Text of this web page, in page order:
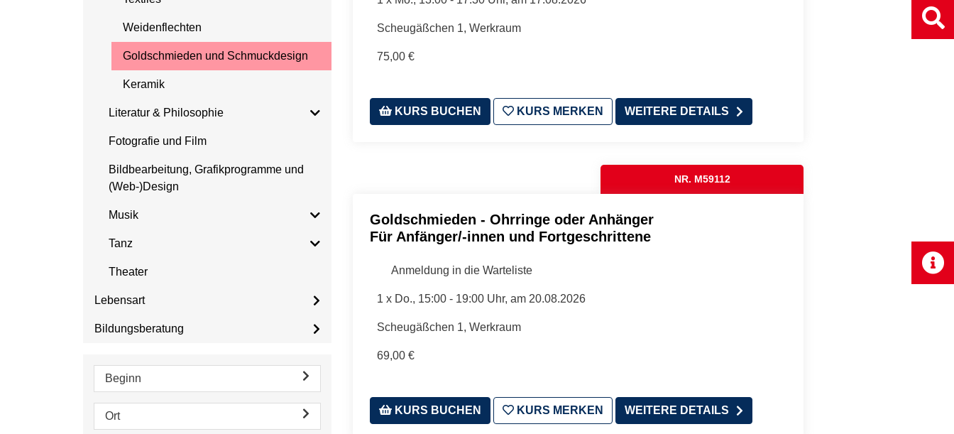
Weidenflechten
Goldschmieden und Schmuckdesign
Keramik
Literatur & Philosophie
Fotografie und Film
Bildbearbeitung, Grafikprogramme und
(Web-)Design
Musik
Tanz
Theater
Lebensart
Bildungsberatung
Beginn
Ort
Scheugäßchen 1, Werkraum
75,00 €
KURS BUCHEN KURS MERKEN WEITERE DETAILS
NR. M59112
Goldschmieden - Ohrringe oder Anhänger
Für Anfänger/-innen und Fortgeschrittene
Anmeldung in die Warteliste
1 x Do., 15:00 - 19:00 Uhr, am 20.08.2026
Scheugäßchen 1, Werkraum
69,00 €
KURS BUCHEN KURS MERKEN WEITERE DETAILS